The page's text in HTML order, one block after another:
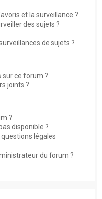
et la surveillance ?
des sujets ?
de sujets ?
sur ce forum ?
joints ?
?
disponible ?
légales
du forum ?